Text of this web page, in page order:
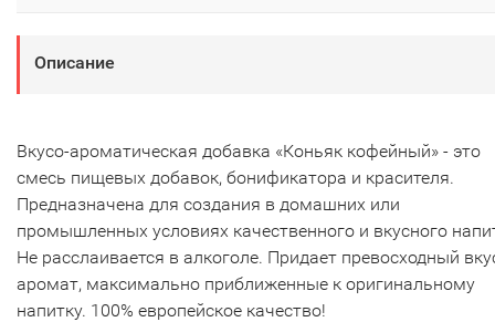
Описание
Вкусо-ароматическая добавка «Коньяк кофейный» - это
смесь пищевых добавок, бонификатора и красителя.
Предназначена для создания в домашних или
промышленных условиях качественного и вкусного
Не расслаивается в алкоголе. Придает превосходный
аромат, максимально приближенные к оригинальному
напитку. 100% европейское качество!